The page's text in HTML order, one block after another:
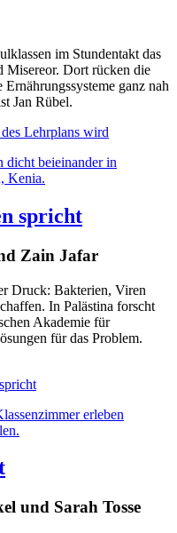
im Stundentakt das
Dort rücken die
ganz nah
Jan Rübel.
Lehrplans wird
spricht
Zain Jafar
Druck: Bakterien, Viren
In Palästina forscht
Akademie für
für das Problem.
und Sarah Tosse